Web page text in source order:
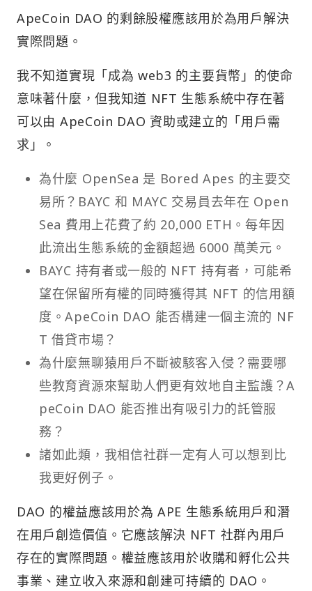
ApeCoin DAO 的剩餘股權應該用於為用戶解決
實際問題。
我不知道實現「成為 web3 的主要貨幣」的使命
意味著什麼，但我知道 NFT 生態系統中存在著
可以由 ApeCoin DAO 資助或建立的「用戶需
求」。
為什麼 OpenSea 是 Bored Apes 的主要交
易所？BAYC 和 MAYC 交易員去年在 Open
Sea 費用上花費了約 20,000 ETH。每年因
此流出生態系統的金額超過 6000 萬美元。
BAYC 持有者或一般的 NFT 持有者，可能希
望在保留所有權的同時獲得其 NFT 的信用額
度。ApeCoin DAO 能否構建一個主流的 NF
T 借貸市場？
為什麼無聊猿用戶不斷被駭客入侵？需要哪
些教育資源來幫助人們更有效地自主監護？A
peCoin DAO 能否推出有吸引力的託管服
務？
諸如此類，我相信社群一定有人可以想到比
我更好例子。
DAO 的權益應該用於為 APE 生態系統用戶和潛
在用戶創造價值。它應該解決 NFT 社群內用戶
存在的實際問題。權益應該用於收購和孵化公共
事業、建立收入來源和創建可持續的 DAO。